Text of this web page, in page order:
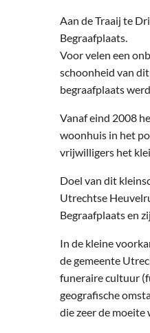
Aan de Traaij te
Begraafplaats.
Voor velen een
schoonheid van
begraafplaats
Vanaf eind 2008
woonhuis in het
vrijwilligers het
Doel van dit
Utrechtse
Begraafplaats en
In de kleine
de gemeente
funeraire cultuur
geografische
die zeer de moeite